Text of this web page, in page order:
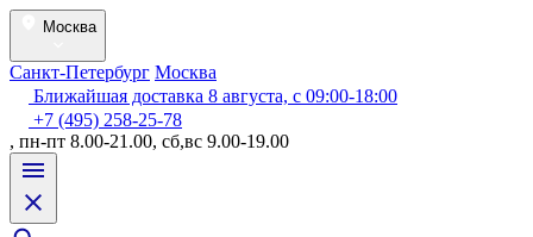
Москва
Санкт-Петербург Москва
Ближайшая доставка 8 августа, с 09:00-18:00
+7 (495) 258-25-78
, пн-пт 8.00-21.00, сб,вс 9.00-19.00